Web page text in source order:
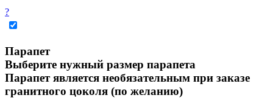
?
Парапет
Выберите нужный размер парапета
Парапет является необязательным при заказе
гранитного цоколя (по желанию)